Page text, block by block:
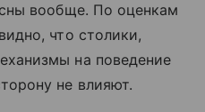
вообще. По оценкам
что столики,
на поведение
не влияют.